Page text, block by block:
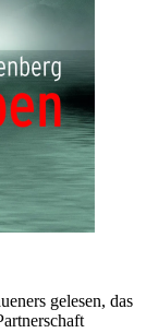
gelesen, das